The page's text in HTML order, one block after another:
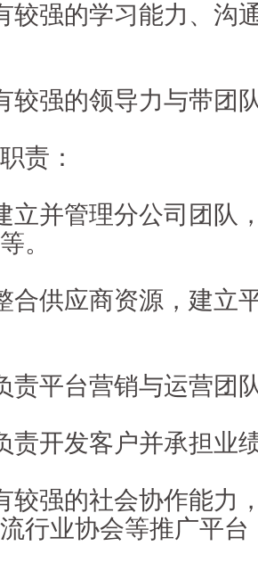
强的学习能力、沟
强的领导力与带团
：
并管理分公司团队
。
供应商资源，建立
平台营销与运营团
开发客户并承担业
强的社会协作能力
行业协会等推广平台